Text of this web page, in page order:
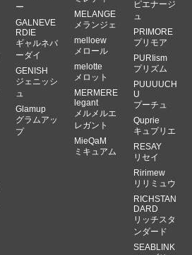
ー
GALNEVE
RDIE
ギャルネバ
ーダイ
GENISH
ジェニッシ
ュ
Glamup
グラムアッ
プ
MELANGE
メランジェ
melloew
メロール
melotte
メロット
MERMERE
legant
メルメルエ
レガント
MieQaM
ミキュアム
ピエナージ
ュ
PRIMORE
プリモア
PURIism
プリズム
PUUUUCH
U
プーチュ
Quprie
キュプリエ
RESAY
リセイ
Ririmew
リリミュウ
RICHSTAN
DARD
リッチスタ
ンダード
SEABLINK